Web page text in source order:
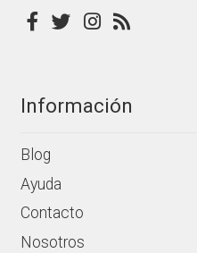
Información
Blog
Ayuda
Contacto
Nosotros